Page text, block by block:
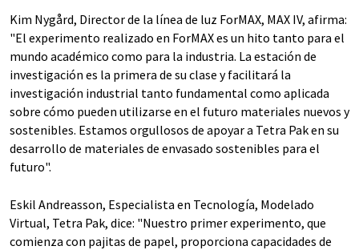
Kim Nygård, Director de la línea de luz ForMAX, MAX IV, afirma:
"El experimento realizado en ForMAX es un hito tanto para el
mundo académico como para la industria. La estación de
investigación es la primera de su clase y facilitará la
investigación industrial tanto fundamental como aplicada
sobre cómo pueden utilizarse en el futuro materiales nuevos y
sostenibles. Estamos orgullosos de apoyar a Tetra Pak en su
desarrollo de materiales de envasado sostenibles para el
futuro".
Eskil Andreasson, Especialista en Tecnología, Modelado
Virtual, Tetra Pak, dice: "Nuestro primer experimento, que
comienza con pajitas de papel, proporciona capacidades de